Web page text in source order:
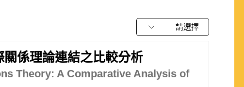
請選擇
係理論連結之比較分析
Theory: A Comparative Analysis of